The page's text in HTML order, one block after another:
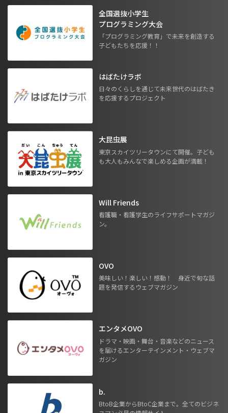
全国選抜小学生
プログラミング大会
「プログラミング教育」で未来を創造する
子どもたちを応援！！
はばたけラボ
日々のくらしを通じて未来世代のはばたき
を応援するプロジェクト
大昆虫展
東京スカイツリータウンにて開催。子ども
も大人もみんなで楽しめる企画が満載！
Will Friends
看護職・看護学生のライフサポートマガジ
ン。
OVO
美味しい！楽しい！感動！ 身近で旬な話
題を発信するウェブマガジン
エンタメOVO
ドラマ・映画・舞台・音楽などのニュース
を届けるエンターテインメント・ウェブマ
ガジン
b.
BtoB企業からBtoC企業まで。全てのビジネ